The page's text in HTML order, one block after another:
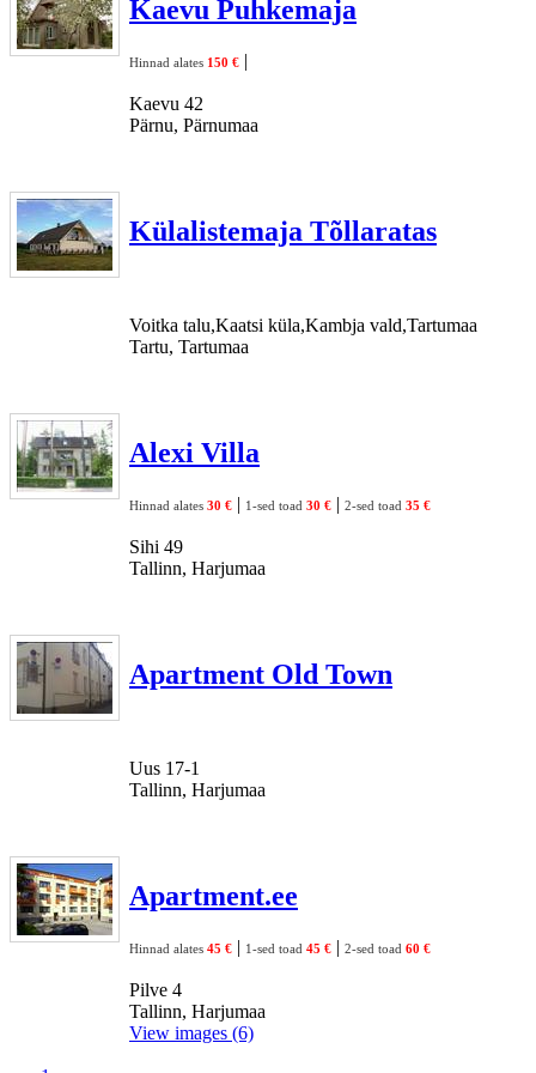
Kaevu Puhkemaja
Hinnad alates 150 € |
Kaevu 42
Pärnu, Pärnumaa
Külalistemaja Tõllaratas
Voitka talu,Kaatsi küla,Kambja vald,Tartumaa
Tartu, Tartumaa
Alexi Villa
Hinnad alates 30 € | 1-sed toad 30 € | 2-sed toad 35 €
Sihi 49
Tallinn, Harjumaa
Apartment Old Town
Uus 17-1
Tallinn, Harjumaa
Apartment.ee
Hinnad alates 45 € | 1-sed toad 45 € | 2-sed toad 60 €
Pilve 4
Tallinn, Harjumaa
View images (6)